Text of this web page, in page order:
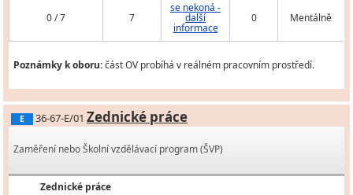
0 / 7 7
se nekoná -
další
informace
0 Mentálně
Poznámky k oboru:část OV probíhá v reálném pracovním prostředí.
E 36-67-E/01 Zednické práce
Zaměření nebo Školní vzdělávací program (ŠVP)
Zednické práce